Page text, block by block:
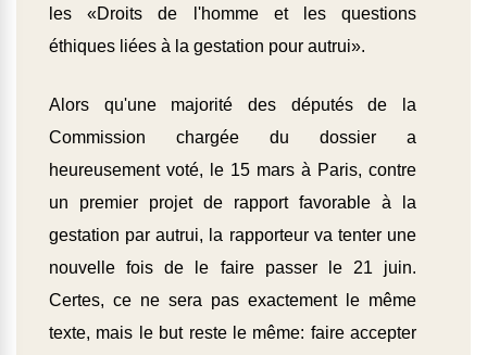
les «Droits de l'homme et les questions
éthiques liées à la gestation pour autrui».
Alors qu'une majorité des députés de la
Commission chargée du dossier a
heureusement voté, le 15 mars à Paris, contre
un premier projet de rapport favorable à la
gestation par autrui, la rapporteur va tenter une
nouvelle fois de le faire passer le 21 juin.
Certes, ce ne sera pas exactement le même
texte, mais le but reste le même: faire accepter